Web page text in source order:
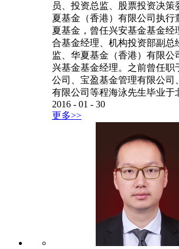
员、投资总监、股票投资决
夏基金（香港）有限公司执行
夏基金，曾任兴安基金基金经
合基金经理、机构投资部副总
监、华夏基金（香港）有限公
兴基金基金经理。之前曾任职
公司、宝盈基金管理有限公司
有限公司等程海泳先生毕业于
2016 - 01 - 30
更多>>